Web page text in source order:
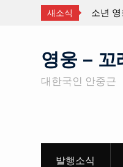
새소식 월간
영웅 –
대한국인 안중근
발행소식